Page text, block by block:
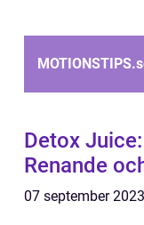
MOTIONSTIPS.
Detox
Renande
07 september 2023